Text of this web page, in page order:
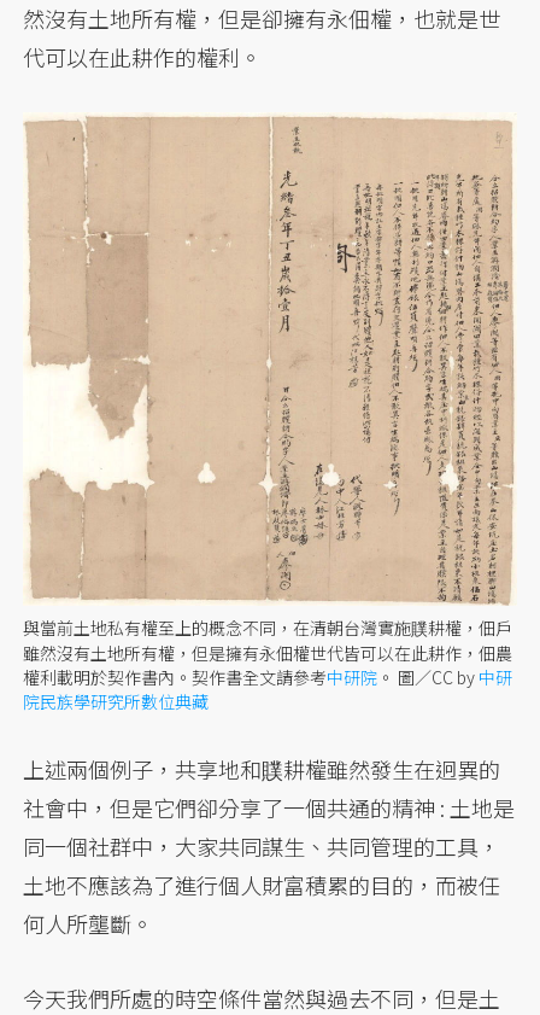
然沒有土地所有權，但是卻擁有永佃權，也就是世
代可以在此耕作的權利。
與當前土地私有權至上的概念不同，在清朝台灣實施贌耕權，佃戶
雖然沒有土地所有權，但是擁有永佃權世代皆可以在此耕作，佃農
權利載明於契作書內。契作書全文請參考中研院 。 圖／CC by 中研
院民族學研究所數位典藏
上述兩個例子，共享地和贌耕權雖然發生在迥異的
社會中，但是它們卻分享了一個共通的精神 : 土地是
同一個社群中，大家共同謀生、共同管理的工具，
土地不應該為了進行個人財富積累的目的，而被任
何人所壟斷。
今天我們所處的時空條件當然與過去不同，但是土